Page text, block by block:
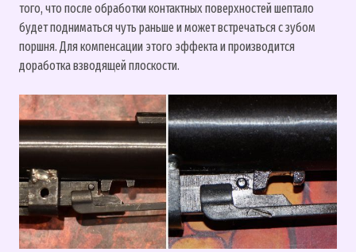
того, что после обработки контактных поверхностей шептало
будет подниматься чуть раньше и может встречаться с зубом
поршня. Для компенсации этого эффекта и производится
доработка взводящей плоскости.